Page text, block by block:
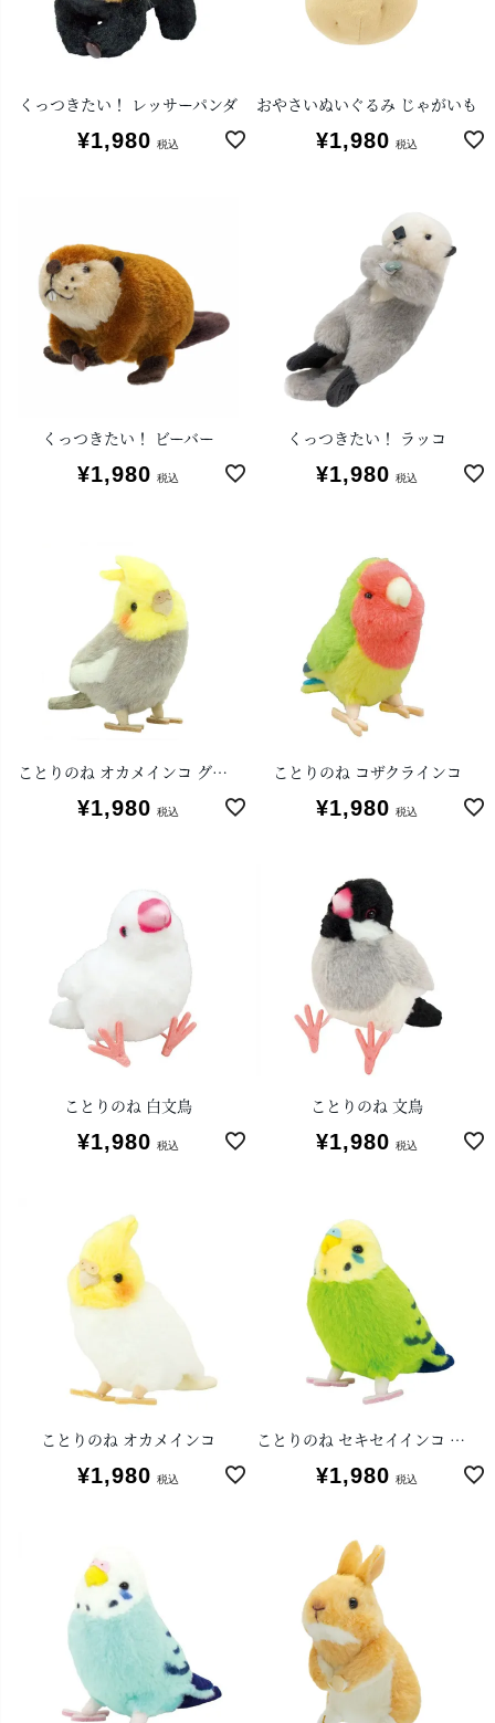
くっつきたい！ レッサーパンダ
¥1,980 税込
おやさいぬいぐるみ じゃがいも
¥1,980 税込
くっつきたい！ ビーバー
¥1,980 税込
くっつきたい！ ラッコ
¥1,980 税込
ことりのね オカメインコ グレー
¥1,980 税込
ことりのね コザクラインコ
¥1,980 税込
ことりのね 白文鳥
¥1,980 税込
ことりのね 文鳥
¥1,980 税込
ことりのね オカメインコ
¥1,980 税込
ことりのね セキセイインコ グリーン
¥1,980 税込